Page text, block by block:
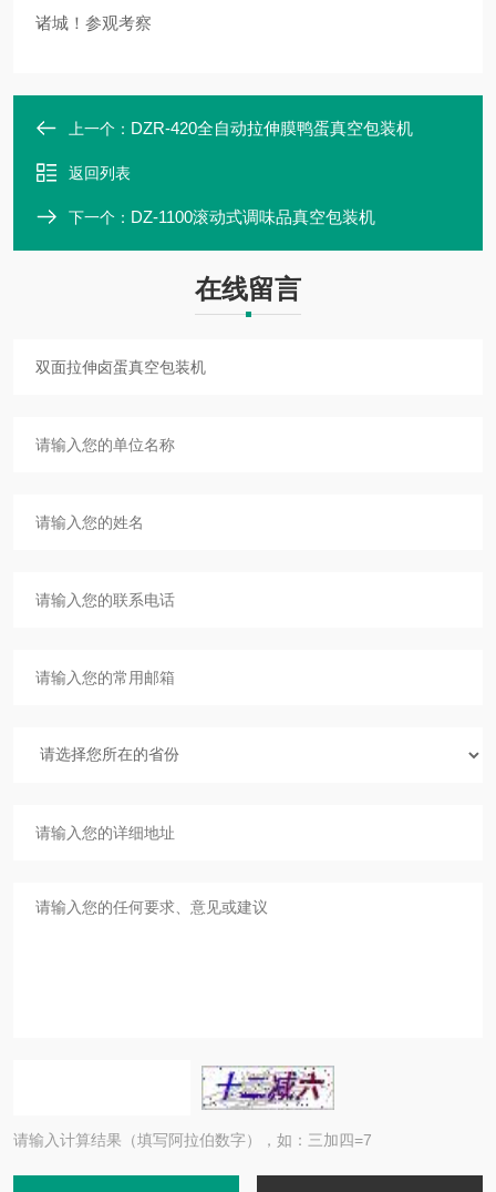
诸城！参观考察
上一个： DZR-420全自动拉伸膜鸭蛋真空包装机
返回列表
下一个： DZ-1100滚动式调味品真空包装机
在线留言
请输入计算结果（填写阿拉伯数字），如：三加四=7